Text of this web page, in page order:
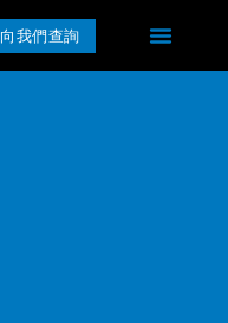
向我們查詢